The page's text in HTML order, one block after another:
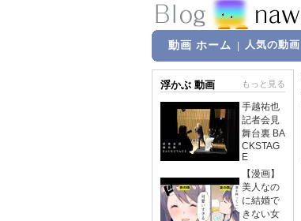
動画 ホーム 人気の動画
浮かぶ 動画 もっと見る
手越祐也
記者会見
舞台裏 BA
CKSTAG
E
【漫画】
美人なの
に結婚で
きない女